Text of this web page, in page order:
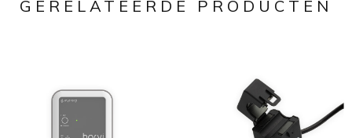
GERELATEERDE PRODUCTEN